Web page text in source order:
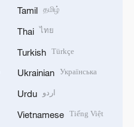
Tamil தமிழ்
Thai ไทย
Turkish Türkçe
Ukrainian Українська
Urdu اردو
Vietnamese Tiếng Việt